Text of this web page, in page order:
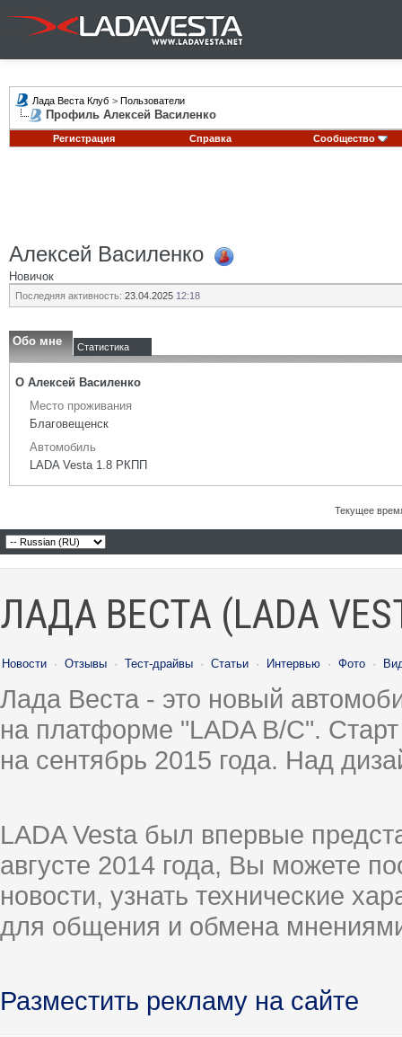
Лада Веста Клуб > Пользователи
Профиль Алексей Василенко
Регистрация Справка Сообщество
Алексей Василенко
Новичок
Последняя активность: 23.04.2025 12:18
Обо мне Статистика
О Алексей Василенко
Место проживания
Благовещенск
Автомобиль
LADA Vesta 1.8 РКПП
Текущее
ЛАДА ВЕСТА (LADA
Новости · Отзывы · Тест-драйвы · Статьи · Интервью · Фото ·
Лада Веста - это новый
на платформе "LADA B/C".
на сентябрь 2015 года. Над
LADA Vesta был впервые
августе 2014 года, Вы можете
новости, узнать технические
для общения и обмена
Разместить рекламу на сайте